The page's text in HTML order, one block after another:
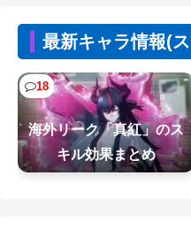
【画像】遊戯王、青
おええやん
【NTEまとめ】絆プ
200なんだけど
最新キャラ情報(
18
海外リーク「真紅」のス
キル効果まとめ